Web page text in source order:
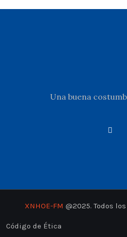
Una buena
XNHOE-FM @2025. Todos
Código de Ética